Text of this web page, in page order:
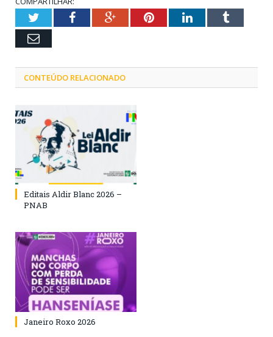
TwitterFacebookGoogle+PinterestLinkedInTumblr
Email
CONTEÚDO RELACIONADO
Editais Aldir Blanc 2026 –
PNAB
Janeiro Roxo 2026